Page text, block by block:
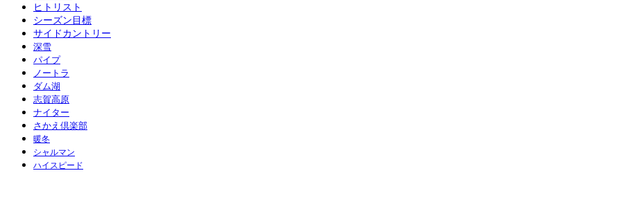
ヒトリスト
シーズン目標
サイドカントリー
深雪
パイプ
ノートラ
ダム湖
志賀高原
ナイター
さかえ倶楽部
暖冬
シャルマン
ハイスピード